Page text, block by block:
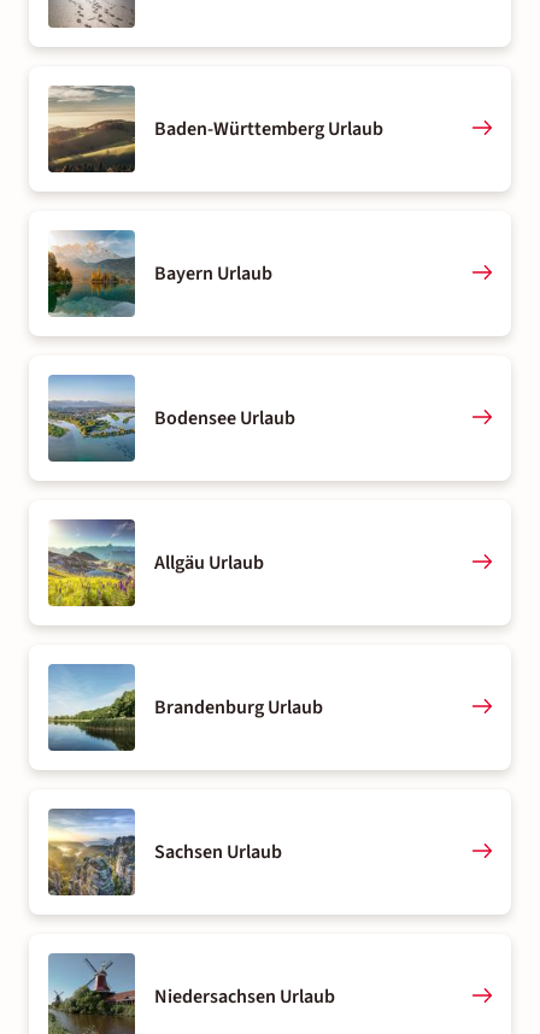
Baden-Württemberg Urlaub
Bayern Urlaub
Bodensee Urlaub
Allgäu Urlaub
Brandenburg Urlaub
Sachsen Urlaub
Niedersachsen Urlaub